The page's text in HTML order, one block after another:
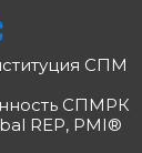
СПМ
СПМРК
REP, PMI®